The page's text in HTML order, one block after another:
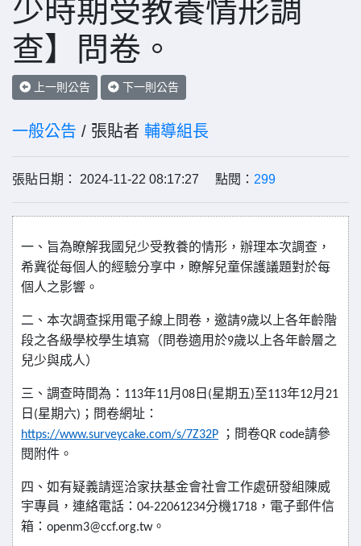
少時期受教養情形調
查】問卷。
上一則公告 下一則公告
一般公告 / 張貼者 輔導組長
張貼日期： 2024-11-22 08:17:27 點閱： 299
一、旨為瞭解我國兒少受教養的情形，辦理本次調查，
希冀從每個人的經驗分享中，瞭解兒童保護議題對於每
個人之影響。
二、本次調查採用電子線上問卷，邀請9歲以上各年齡階
段之各級學校學生填寫（問卷適用於9歲以上各年齡層之
兒少與成人）
三、調查時間為： 113年11月 08 日 (星期五)至113年12月 21
日 (星期六) ；問卷網址：
https://www.surveycake.com/s/7Z32P ；問卷QR code請參
閱附件。
四、如有疑義請逕洽家扶基金會社會工作處研發組陳威
宇專員，連絡電話： 04-22061234分機1718 ，電子郵件信
箱： openm3@ccf.org.tw。